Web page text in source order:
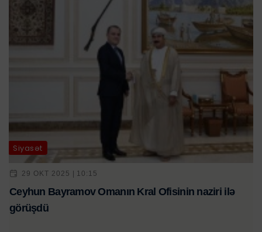
Siyasət
29 OKT 2025 | 10:15
Ceyhun Bayramov Omanın Kral Ofisinin naziri ilə
görüşdü